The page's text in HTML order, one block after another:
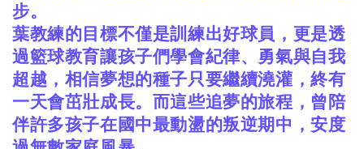
步。
葉教練的目標不僅是訓練出好球員，更是透
過籃球教育讓孩子們學會紀律、勇氣與自我
超越，相信夢想的種子只要繼續澆灌，終有
一天會茁壯成長。而這些追夢的旅程，曾陪
伴許多孩子在國中最動盪的叛逆期中，安度